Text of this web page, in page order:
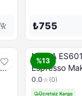
₺755
%13
NINJA
Espresso
0.0 (0)
Ücretsiz Kargo